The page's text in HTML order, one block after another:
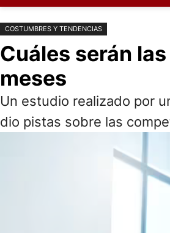
COSTUMBRES Y TENDENCIAS
Cuáles serán
meses
Un estudio realizado por
dio pistas sobre las